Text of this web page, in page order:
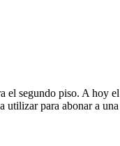
segundo piso. A hoy
utilizar para abonar a